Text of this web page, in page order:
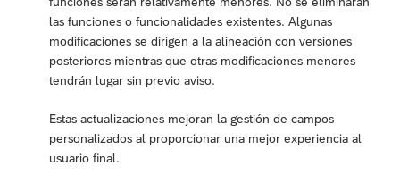
las funciones o funcionalidades existentes. Algunas
modificaciones se dirigen a la alineación con versiones
posteriores mientras que otras modificaciones menores
tendrán lugar sin previo aviso.
Estas actualizaciones mejoran la gestión de campos
personalizados al proporcionar una mejor experiencia al
usuario final.